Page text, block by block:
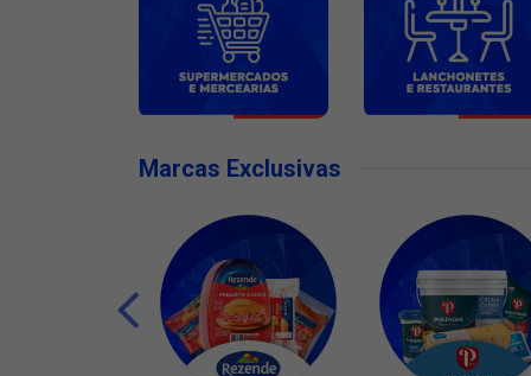
Marcas Exclusivas